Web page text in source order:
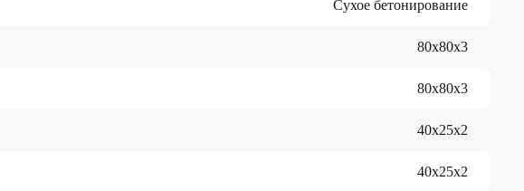
Сухое бетонирование
80х80х3
80х80х3
40х25х2
40х25х2